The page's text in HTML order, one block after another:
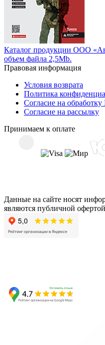
Каталог продукции ООО
объем файла 2,5Mb.
Правовая информация
Условия возврата
Политика
Согласие на
Согласие на рассылку
Принимаем к оплате
Данные на сайте носят
являются публичной офертой